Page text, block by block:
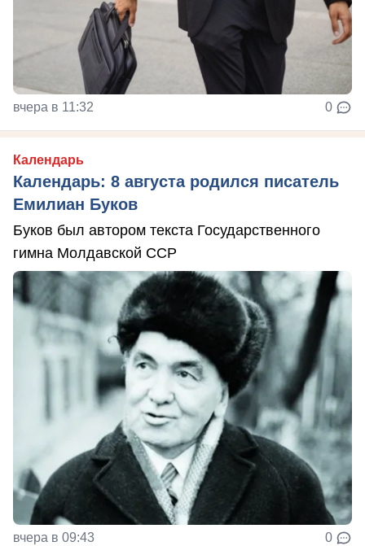
вчера в 11:32 0
Календарь
Календарь: 8 августа родился писатель
Емилиан Буков
Буков был автором текста Государственного
гимна Молдавской ССР
вчера в 09:43 0